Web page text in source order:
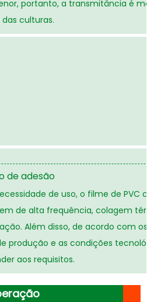
portanto, a transmitância é
culturas.
de adesão
de uso, o filme de PVC
de alta frequência, colagem
Além disso, de acordo com os
produção e as condições
aos requisitos.